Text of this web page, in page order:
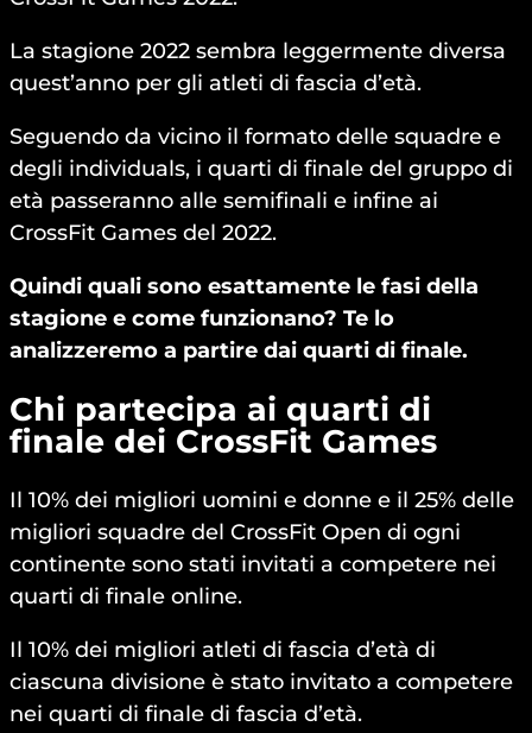
La stagione 2022 sembra leggermente diversa
quest’anno per gli atleti di fascia d’età.
Seguendo da vicino il formato delle squadre e
degli individuals, i quarti di finale del gruppo di
età passeranno alle semifinali e infine ai
CrossFit Games del 2022.
Quindi quali sono esattamente le fasi della
stagione e come funzionano? Te lo
analizzeremo a partire dai quarti di finale.
Chi partecipa ai quarti di
finale dei CrossFit Games
Il 10% dei migliori uomini e donne e il 25% delle
migliori squadre del CrossFit Open di ogni
continente sono stati invitati a competere nei
quarti di finale online.
Il 10% dei migliori atleti di fascia d’età di
ciascuna divisione è stato invitato a competere
nei quarti di finale di fascia d’età.